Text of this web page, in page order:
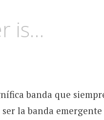
is…
banda que
la banda